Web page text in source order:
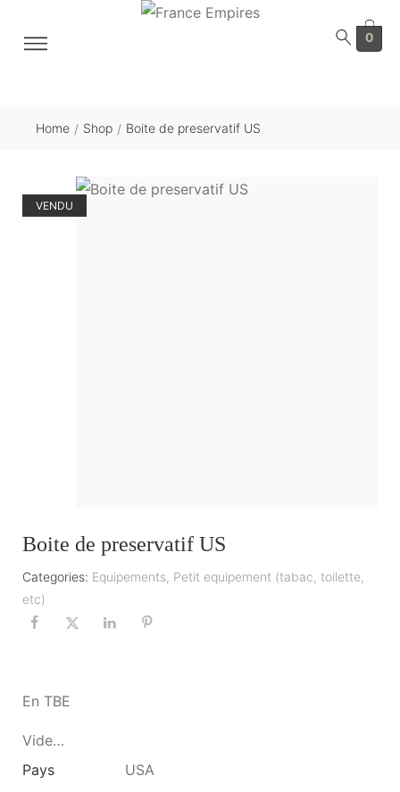
0
Home / Shop / Boite de preservatif US
VENDU
Boite de preservatif US
Categories: Equipements, Petit equipement (tabac, toilette,
etc)
En TBE
Vide…
Pays
USA